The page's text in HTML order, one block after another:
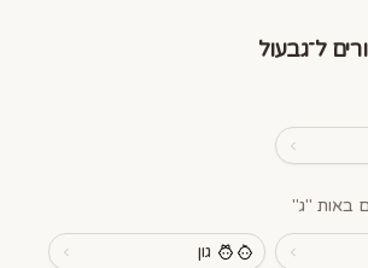
ל־גבעול
באות "ג"
גון